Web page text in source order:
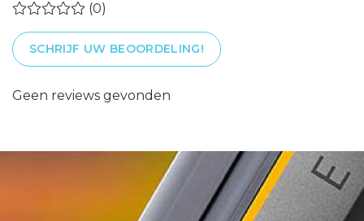
(0)
SCHRIJF UW BEOORDELING!
Geen reviews gevonden